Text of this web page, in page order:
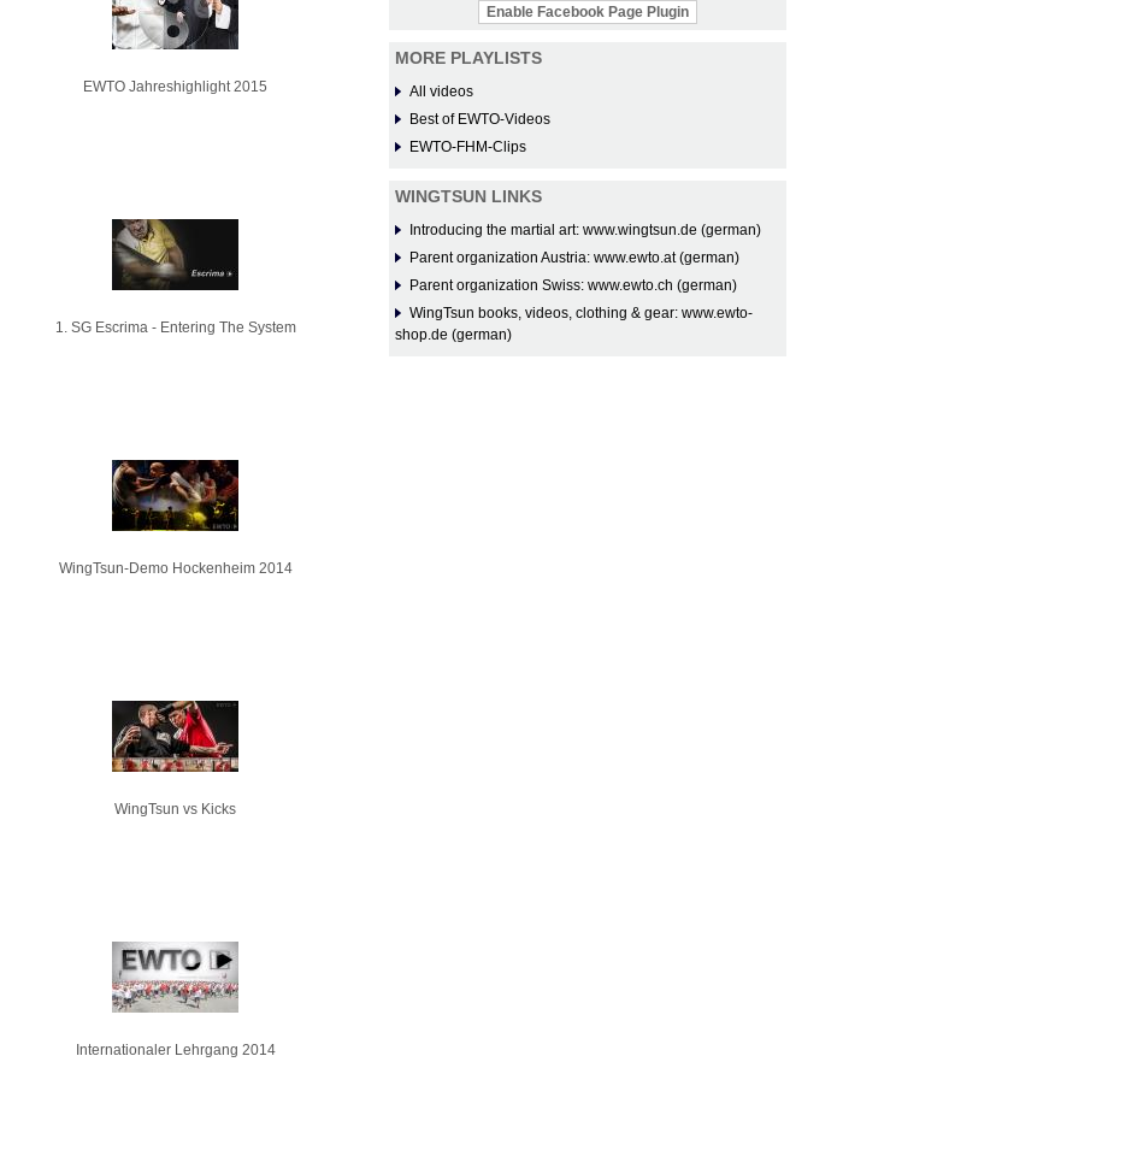
EWTO Jahreshighlight 2015
1. SG Escrima - Entering The System
WingTsun-Demo Hockenheim 2014
WingTsun vs Kicks
Internationaler Lehrgang 2014
Enable Facebook Page Plugin
MORE PLAYLISTS
All videos
Best of EWTO-Videos
EWTO-FHM-Clips
WINGTSUN LINKS
Introducing the martial art: www.wingtsun.de (german)
Parent organization Austria: www.ewto.at (german)
Parent organization Swiss: www.ewto.ch (german)
WingTsun books, videos, clothing & gear: www.ewto-
shop.de (german)